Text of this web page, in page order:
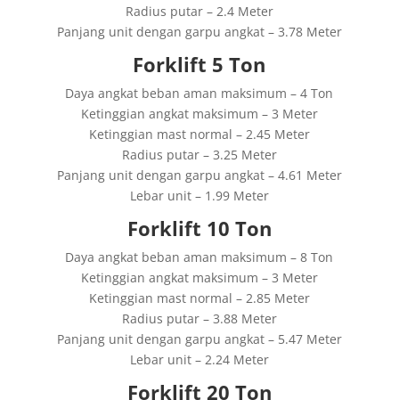
Radius putar – 2.4 Meter
Panjang unit dengan garpu angkat – 3.78 Meter
Forklift 5 Ton
Daya angkat beban aman maksimum – 4 Ton
Ketinggian angkat maksimum – 3 Meter
Ketinggian mast normal – 2.45 Meter
Radius putar – 3.25 Meter
Panjang unit dengan garpu angkat – 4.61 Meter
Lebar unit – 1.99 Meter
Forklift 10 Ton
Daya angkat beban aman maksimum – 8 Ton
Ketinggian angkat maksimum – 3 Meter
Ketinggian mast normal – 2.85 Meter
Radius putar – 3.88 Meter
Panjang unit dengan garpu angkat – 5.47 Meter
Lebar unit – 2.24 Meter
Forklift 20 Ton